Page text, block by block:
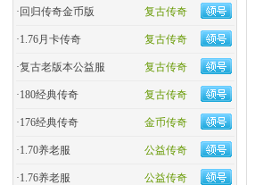
复古传奇
· 回归传奇金币版
复古传奇
·1.76月卡传奇
复古传奇
·复古老版本公益服
复古传奇
·180经典传奇
金币传奇
·176经典传奇
公益传奇
·1.70养老服
公益传奇
·1.76养老服